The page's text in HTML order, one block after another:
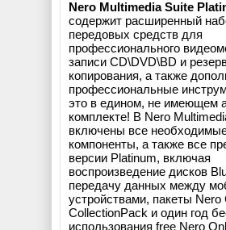
Nero Multimedia Suite
содержит расширенный
передовых средств для
профессионального
записи CD\DVD\BD и
копирования, а также
профессиональные
это в едином, не имеющем
комплекте! В Nero
включены все
компоненты, а также все
версии Platinum, включая
воспроизведение дисков
передачу данных между
устройствами, пакеты Nero
CollectionPack и один год
использования free Nero